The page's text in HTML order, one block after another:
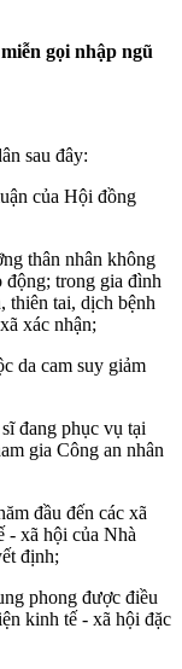
gọi nhập ngũ
sau đây:
của Hội đồng
thân nhân không
động; trong gia đình
thiên tai, dịch bệnh
xác nhận;
da cam suy giảm
đang phục vụ tại
gia Công an nhân
đầu đến các xã
- xã hội của Nhà
định;
phong được điều
kinh tế - xã hội đặc